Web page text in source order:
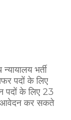
भर्ती
पदों के लिए
पदों के लिए 23
आवेदन कर सकते